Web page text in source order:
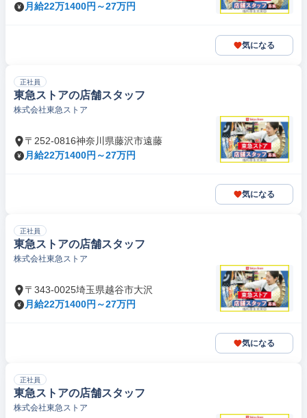
月給22万1400円～27万円
気になる
正社員
東急ストアの店舗スタッフ
株式会社東急ストア
〒252-0816神奈川県藤沢市遠藤
月給22万1400円～27万円
気になる
正社員
東急ストアの店舗スタッフ
株式会社東急ストア
〒343-0025埼玉県越谷市大沢
月給22万1400円～27万円
気になる
正社員
東急ストアの店舗スタッフ
株式会社東急ストア